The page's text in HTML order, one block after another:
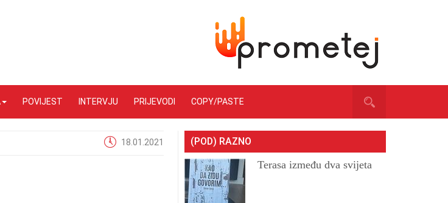
POVIJEST INTERVJU PRIJEVODI COPY/PASTE
18.01.2021 (POD) RAZNO
Terasa između dva svijeta